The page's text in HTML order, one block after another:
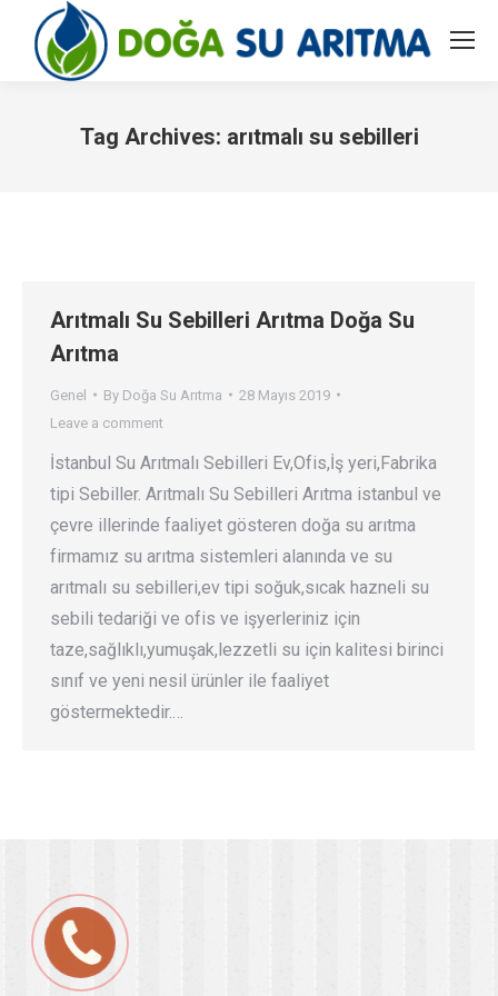
Tag Archives: arıtmalı su sebilleri
Arıtmalı Su Sebilleri Arıtma Doğa Su
Arıtma
Genel By Doğa Su Arıtma
28 Mayıs 2019
Leave a comment
İstanbul Su Arıtmalı Sebilleri Ev,Ofis,İş yeri,Fabrika
tipi Sebiller. Arıtmalı Su Sebilleri Arıtma istanbul ve
çevre illerinde faaliyet gösteren doğa su arıtma
firmamız su arıtma sistemleri alanında ve su
arıtmalı su sebilleri,ev tipi soğuk,sıcak hazneli su
sebili tedariği ve ofis ve işyerleriniz için
taze,sağlıklı,yumuşak,lezzetli su için kalitesi birinci
sınıf ve yeni nesil ürünler ile faaliyet
göstermektedir.…